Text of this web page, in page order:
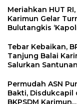
Meriahkan HUT
Karimun Gelar
Bulutangkis
Tebar Kebaikan,
Tanjung Balai
Salurkan
Permudah ASN
Bakti, Disdukcapil
BKPSDM Karimun